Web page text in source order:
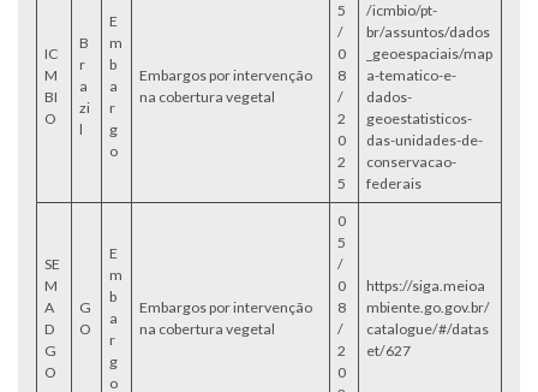
IC
M
BI
O
B
r
a
zi
l
E
m
b
a
r
g
o
Embargos por intervenção
na cobertura vegetal
5
/
0
8
/
2
0
2
5
/icmbio/pt-
br/assuntos/dados
_geoespaciais/map
a-tematico-e-
dados-
geoestatisticos-
das-unidades-de-
conservacao-
federais
SE
M
A
D
G
O
G
O
E
m
b
a
r
g
o
Embargos por intervenção
na cobertura vegetal
0
5
/
0
8
/
2
0
https://siga.meioa
mbiente.go.gov.br/
catalogue/#/datas
et/627